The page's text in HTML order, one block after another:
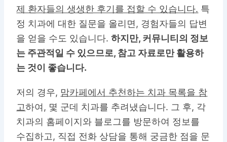
제 환자들의 생생한 후기를 접할 수 있습니다. 특
정 치과에 대한 질문을 올리면, 경험자들의 답변
을 얻을 수도 있습니다.하지만, 커뮤니티의 정보
는 주관적일 수 있으므로, 참고 자료로만 활용하
는 것이 좋습니다.
저의 경우, 맘카페에서 추천하는 치과 목록을 참
고하여, 몇 군데 치과를 추려냈습니다. 그 후, 각
치과의 홈페이지와 블로그를 방문하여 정보를
수집하고, 직접 전화 상담을 통해 궁금한 점을 문